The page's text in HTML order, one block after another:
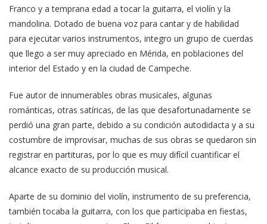
Franco y a temprana edad a tocar la guitarra, el violín y la
mandolina. Dotado de buena voz para cantar y de habilidad
para ejecutar varios instrumentos, integro un grupo de cuerdas
que llego a ser muy apreciado en Mérida, en poblaciones del
interior del Estado y en la ciudad de Campeche.
Fue autor de innumerables obras musicales, algunas
románticas, otras satíricas, de las que desafortunadamente se
perdió una gran parte, debido a su condición autodidacta y a su
costumbre de improvisar, muchas de sus obras se quedaron sin
registrar en partituras, por lo que es muy difícil cuantificar el
alcance exacto de su producción musical.
Aparte de su dominio del violín, instrumento de su preferencia,
también tocaba la guitarra, con los que participaba en fiestas,